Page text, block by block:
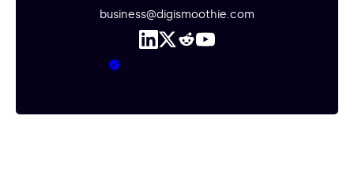
business@digismoothie.com